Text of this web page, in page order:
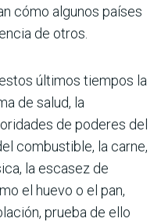
cómo algunos países
de otros.
últimos tiempos la
de salud, la
de poderes del
combustible, la carne,
la escasez de
el huevo o el pan,
prueba de ello